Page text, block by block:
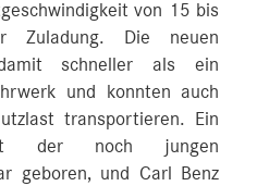
von 15 bis
Die neuen
schneller als ein
und konnten auch
transportieren. Ein
der noch jungen
geboren, und Carl Benz